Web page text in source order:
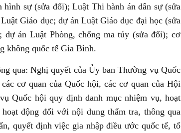
sự (sửa đổi); Luật Thi hành án dân sự (sửa
Giáo dục; dự án Luật Giáo dục đại học (sửa
án Luật Phòng, chống ma túy (sửa đổi); cơ
không quốc tế Gia Bình.
qua: Nghị quyết của Ủy ban Thường vụ Quốc
cơ quan của Quốc hội, các cơ quan của Hội
Quốc hội quy định danh mục nhiệm vụ, hoạt
động đối với nội dung thẩm tra, thông qua
quyết định việc gia nhập điều ước quốc tế, tổ